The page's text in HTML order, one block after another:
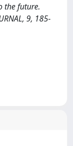
the future.
9, 185-